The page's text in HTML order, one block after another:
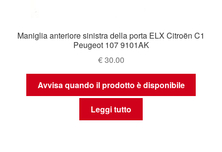
Maniglia anteriore sinistra della porta ELX Citroën C1
Peugeot 107 9101AK
€30.00
Avvisa quando il prodotto è disponibile
Leggi tutto